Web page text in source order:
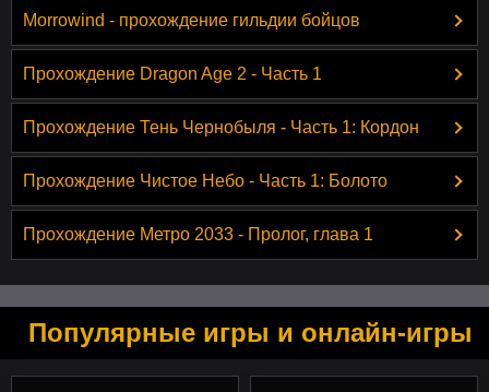
Morrowind - прохождение гильдии бойцов
Прохождение Dragon Age 2 - Часть 1
Прохождение Тень Чернобыля - Часть 1: Кордон
Прохождение Чистое Небо - Часть 1: Болото
Прохождение Метро 2033 - Пролог, глава 1
Популярные игры и онлайн-игры